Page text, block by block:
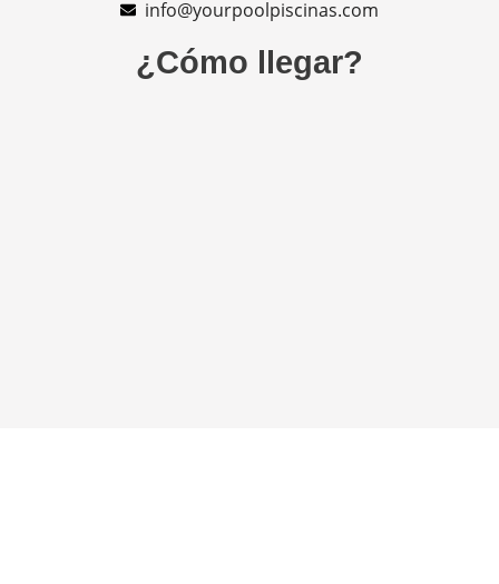
info@yourpoolpiscinas.com
¿Cómo llegar?